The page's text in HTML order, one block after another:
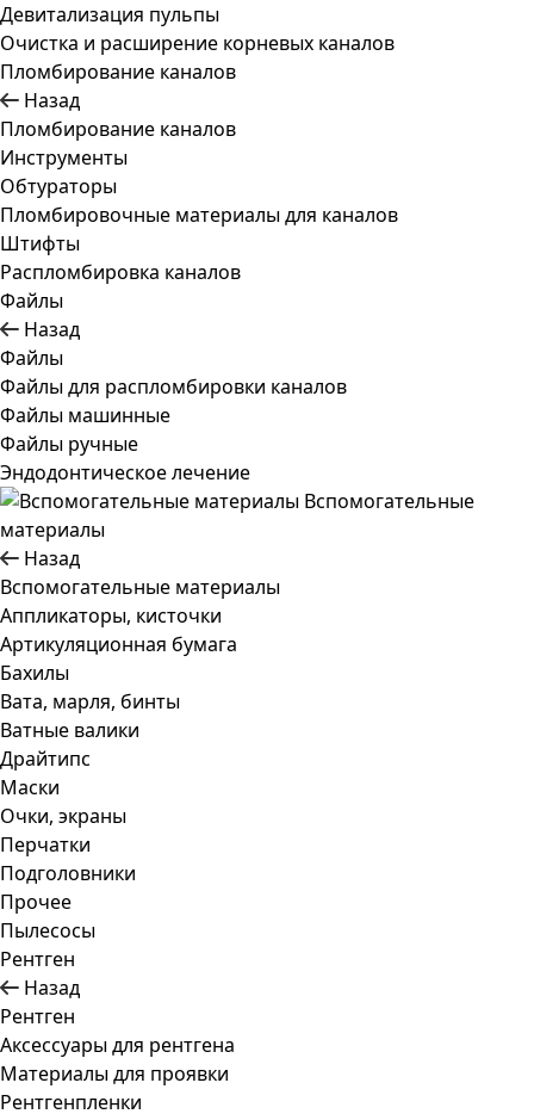
Девитализация пульпы
Очистка и расширение корневых каналов
Пломбирование каналов
Назад
Пломбирование каналов
Инструменты
Обтураторы
Пломбировочные материалы для каналов
Штифты
Распломбировка каналов
Файлы
Назад
Файлы
Файлы для распломбировки каналов
Файлы машинные
Файлы ручные
Эндодонтическое лечение
Вспомогательные
материалы
Назад
Вспомогательные материалы
Аппликаторы, кисточки
Артикуляционная бумага
Бахилы
Вата, марля, бинты
Ватные валики
Драйтипс
Маски
Очки, экраны
Перчатки
Подголовники
Прочее
Пылесосы
Рентген
Назад
Рентген
Аксессуары для рентгена
Материалы для проявки
Рентгенпленки